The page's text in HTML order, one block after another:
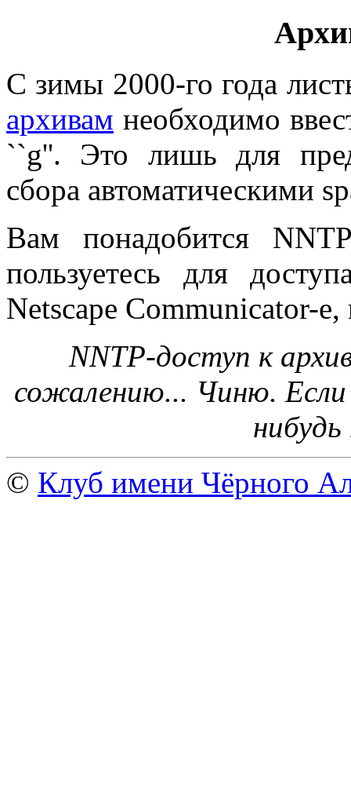
С зимы 2000-го года
архивам необходимо
``g''. Это лишь для
сбора автоматическими
Вам понадобится
пользуетесь для
Netscape Communicator-
NNTP-доступ к
сожалению... Чиню.
© Клуб имени Чёрного